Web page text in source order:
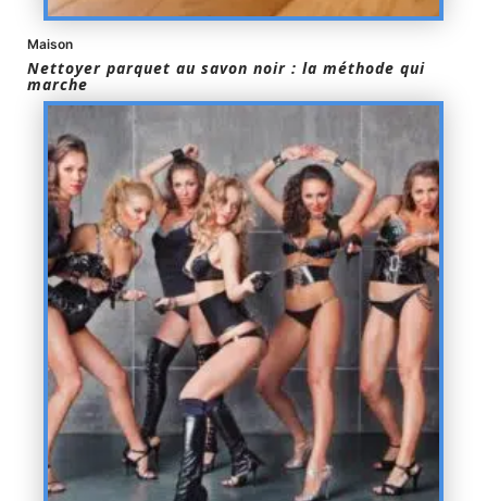
Maison
Nettoyer parquet au savon noir : la méthode qui
marche